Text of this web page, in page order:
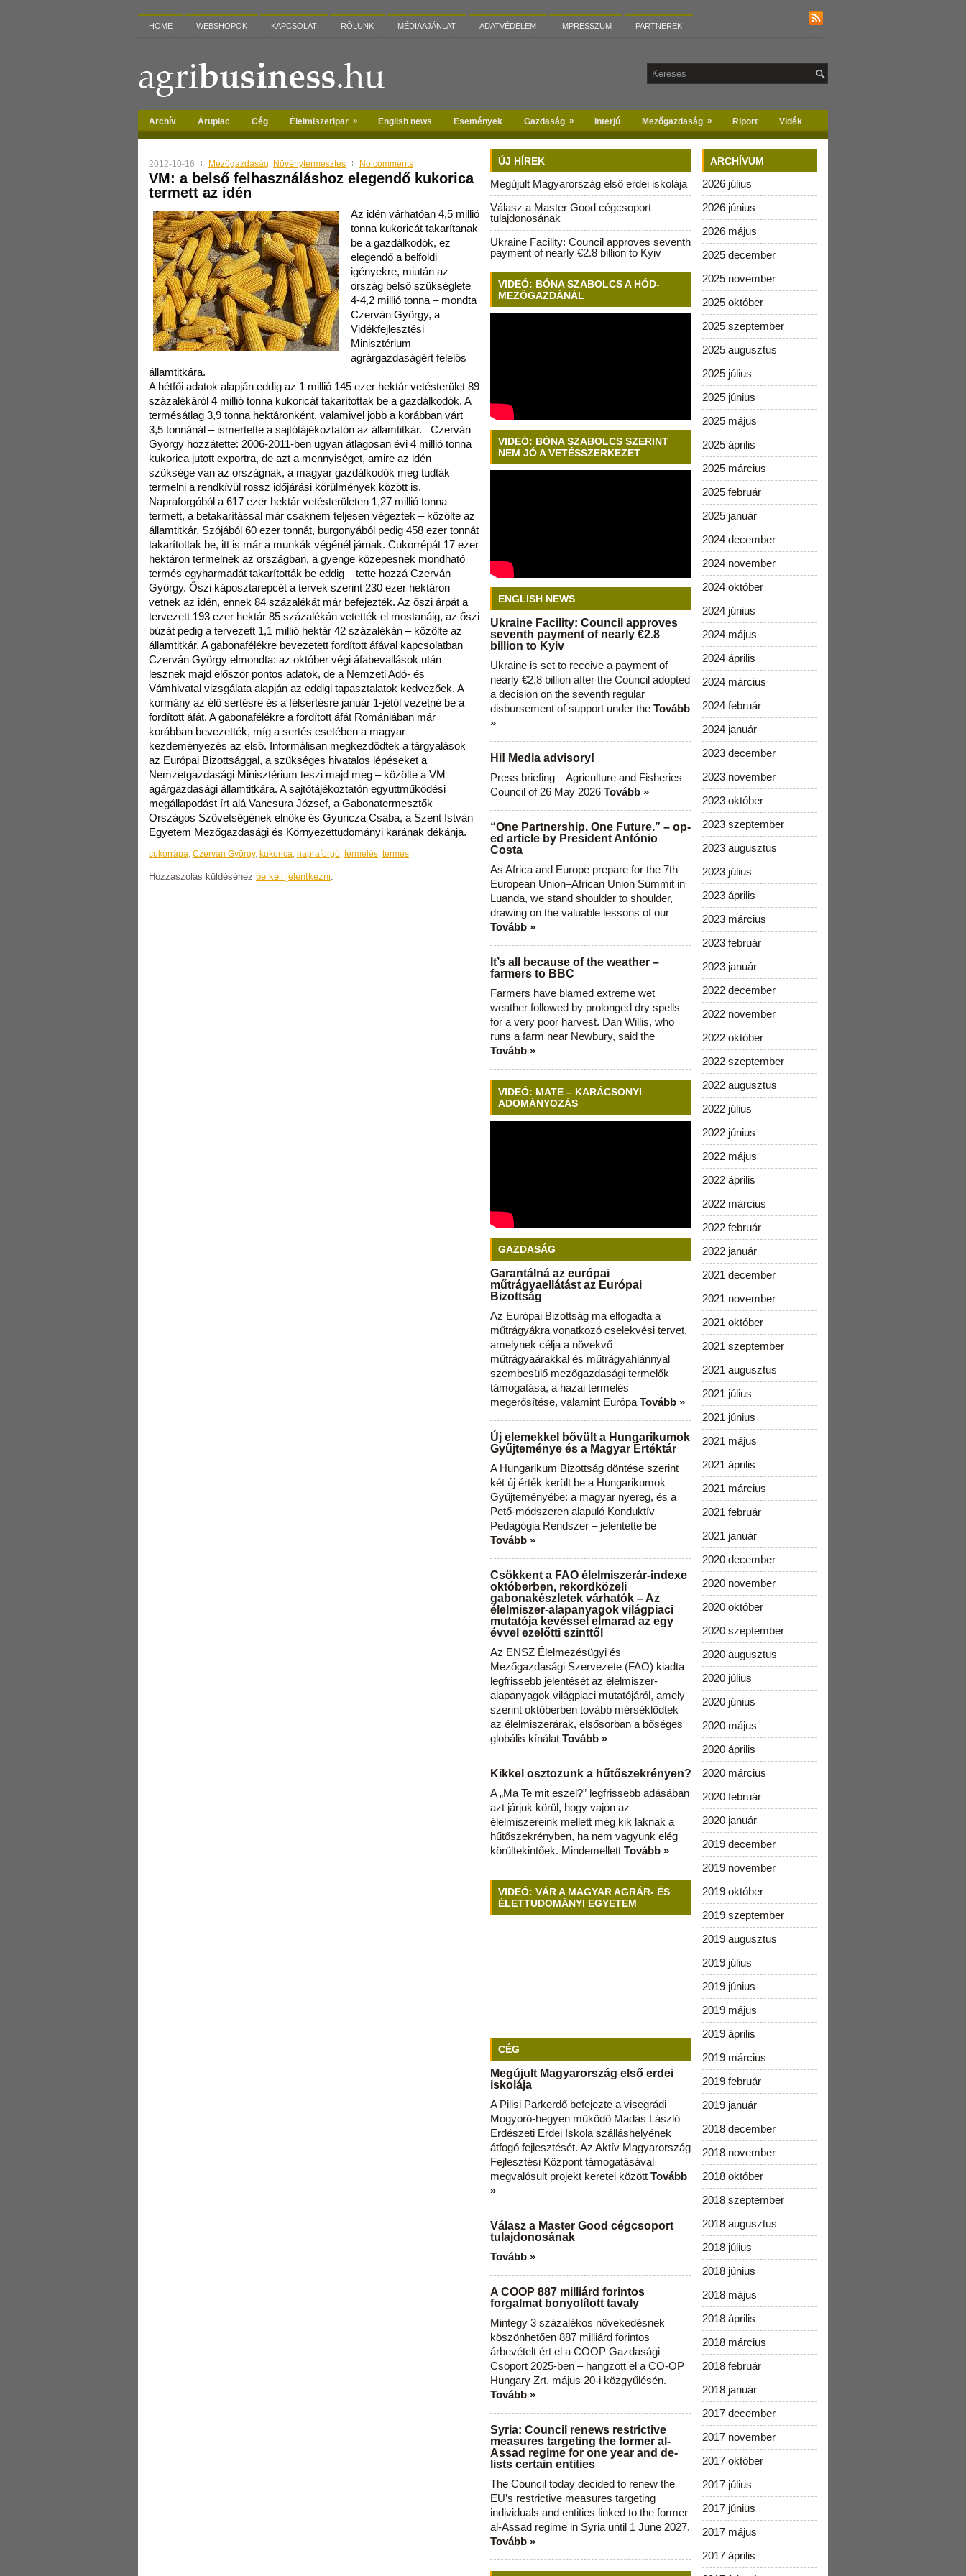
HOME WEBSHOPOK KAPCSOLAT RÓLUNK MÉDIAAJÁNLAT ADATVÉDELEM IMPRESSZUM PARTNEREK
Archív Árupiac Cég Élelmiszeripar » English news Események Gazdaság » Interjú Mezőgazdaság » Riport Vidék
2012-10-16 Mezőgazdaság, Növénytermesztés No comments
VM: a belső felhasználáshoz elegendő kukorica
termett az idén
Az idén várhatóan 4,5 millió
tonna kukoricát takarítanak
be a gazdálkodók, ez
elegendő a belföldi
igényekre, miután az
ország belső szükséglete
4-4,2 millió tonna – mondta
Czerván György, a
Vidékfejlesztési
Minisztérium
agrárgazdaságért felelős
államtitkára.
A hétfői adatok alapján eddig az 1 millió 145 ezer hektár vetésterület 89
százalékáról 4 millió tonna kukoricát takarítottak be a gazdálkodók. A
termésátlag 3,9 tonna hektáronként, valamivel jobb a korábban várt
3,5 tonnánál – ismertette a sajtótájékoztatón az államtitkár. Czerván
György hozzátette: 2006-2011-ben ugyan átlagosan évi 4 millió tonna
kukorica jutott exportra, de azt a mennyiséget, amire az idén
szüksége van az országnak, a magyar gazdálkodók meg tudták
termelni a rendkívül rossz időjárási körülmények között is.
Napraforgóból a 617 ezer hektár vetésterületen 1,27 millió tonna
termett, a betakarítással már csaknem teljesen végeztek – közölte az
államtitkár. Szójából 60 ezer tonnát, burgonyából pedig 458 ezer tonnát
takarítottak be, itt is már a munkák végénél járnak. Cukorrépát 17 ezer
hektáron termelnek az országban, a gyenge közepesnek mondható
termés egyharmadát takarították be eddig – tette hozzá Czerván
György. Őszi káposztarepcét a tervek szerint 230 ezer hektáron
vetnek az idén, ennek 84 százalékát már befejezték. Az őszi árpát a
tervezett 193 ezer hektár 85 százalékán vetették el mostanáig, az őszi
búzát pedig a tervezett 1,1 millió hektár 42 százalékán – közölte az
államtitkár. A gabonafélékre bevezetett fordított áfával kapcsolatban
Czerván György elmondta: az október végi áfabevallások után
lesznek majd először pontos adatok, de a Nemzeti Adó- és
Vámhivatal vizsgálata alapján az eddigi tapasztalatok kedvezőek. A
kormány az élő sertésre és a félsertésre január 1-jétől vezetné be a
fordított áfát. A gabonafélékre a fordított áfát Romániában már
korábban bevezették, míg a sertés esetében a magyar
kezdeményezés az első. Informálisan megkezdődtek a tárgyalások
az Európai Bizottsággal, a szükséges hivatalos lépéseket a
Nemzetgazdasági Minisztérium teszi majd meg – közölte a VM
agárgazdasági államtitkára. A sajtótájékoztatón együttműködési
megállapodást írt alá Vancsura József, a Gabonatermesztők
Országos Szövetségének elnöke és Gyuricza Csaba, a Szent István
Egyetem Mezőgazdasági és Környezettudományi karának dékánja.
cukorrápa, Czerván György, kukorica, napraforgó, termelés, termés
Hozzászólás küldéséhez be kell jelentkezni.
ÚJ HÍREK
Megújult Magyarország első erdei iskolája
Válasz a Master Good cégcsoport
tulajdonosának
Ukraine Facility: Council approves seventh
payment of nearly €2.8 billion to Kyiv
VIDEÓ: BÓNA SZABOLCS A HÓD-
MEZŐGAZDÁNÁL
VIDEÓ: BÓNA SZABOLCS SZERINT
NEM JÓ A VETÉSSZERKEZET
ENGLISH NEWS
Ukraine Facility: Council approves
seventh payment of nearly €2.8
billion to Kyiv
Ukraine is set to receive a payment of
nearly €2.8 billion after the Council adopted
a decision on the seventh regular
disbursement of support under the Tovább
»
Hi! Media advisory!
Press briefing – Agriculture and Fisheries
Council of 26 May 2026 Tovább »
“One Partnership. One Future.” – op-
ed article by President António
Costa
As Africa and Europe prepare for the 7th
European Union–African Union Summit in
Luanda, we stand shoulder to shoulder,
drawing on the valuable lessons of our
Tovább »
It’s all because of the weather –
farmers to BBC
Farmers have blamed extreme wet
weather followed by prolonged dry spells
for a very poor harvest. Dan Willis, who
runs a farm near Newbury, said the
Tovább »
VIDEÓ: MATE – KARÁCSONYI
ADOMÁNYOZÁS
GAZDASÁG
Garantálná az európai
műtrágyaellátást az Európai
Bizottság
Az Európai Bizottság ma elfogadta a
műtrágyákra vonatkozó cselekvési tervet,
amelynek célja a növekvő
műtrágyaárakkal és műtrágyahiánnyal
szembesülő mezőgazdasági termelők
támogatása, a hazai termelés
megerősítése, valamint Európa Tovább »
Új elemekkel bővült a Hungarikumok
Gyűjteménye és a Magyar Értéktár
A Hungarikum Bizottság döntése szerint
két új érték került be a Hungarikumok
Gyűjteményébe: a magyar nyereg, és a
Pető-módszeren alapuló Konduktív
Pedagógia Rendszer – jelentette be
Tovább »
Csökkent a FAO élelmiszerár-indexe
októberben, rekordközeli
gabonakészletek várhatók – Az
élelmiszer-alapanyagok világpiaci
mutatója kevéssel elmarad az egy
évvel ezelőtti szinttől
Az ENSZ Élelmezésügyi és
Mezőgazdasági Szervezete (FAO) kiadta
legfrissebb jelentését az élelmiszer-
alapanyagok világpiaci mutatójáról, amely
szerint októberben tovább mérséklődtek
az élelmiszerárak, elsősorban a bőséges
globális kínálat Tovább »
Kikkel osztozunk a hűtőszekrényen?
A „Ma Te mit eszel?” legfrissebb adásában
azt járjuk körül, hogy vajon az
élelmiszereink mellett még kik laknak a
hűtőszekrényben, ha nem vagyunk elég
körültekintőek. Mindemellett Tovább »
VIDEÓ: VÁR A MAGYAR AGRÁR- ÉS
ÉLETTUDOMÁNYI EGYETEM
CÉG
Megújult Magyarország első erdei
iskolája
A Pilisi Parkerdő befejezte a visegrádi
Mogyoró-hegyen működő Madas László
Erdészeti Erdei Iskola szálláshelyének
átfogó fejlesztését. Az Aktív Magyarország
Fejlesztési Központ támogatásával
megvalósult projekt keretei között Tovább
»
Válasz a Master Good cégcsoport
tulajdonosának
Tovább »
A COOP 887 milliárd forintos
forgalmat bonyolított tavaly
Mintegy 3 százalékos növekedésnek
köszönhetően 887 milliárd forintos
árbevételt ért el a COOP Gazdasági
Csoport 2025-ben – hangzott el a CO-OP
Hungary Zrt. május 20-i közgyűlésén.
Tovább »
Syria: Council renews restrictive
measures targeting the former al-
Assad regime for one year and de-
lists certain entities
The Council today decided to renew the
EU’s restrictive measures targeting
individuals and entities linked to the former
al-Assad regime in Syria until 1 June 2027.
Tovább »
ARCHÍVUM
2026 július
2026 június
2026 május
2025 december
2025 november
2025 október
2025 szeptember
2025 augusztus
2025 július
2025 június
2025 május
2025 április
2025 március
2025 február
2025 január
2024 december
2024 november
2024 október
2024 június
2024 május
2024 április
2024 március
2024 február
2024 január
2023 december
2023 november
2023 október
2023 szeptember
2023 augusztus
2023 július
2023 április
2023 március
2023 február
2023 január
2022 december
2022 november
2022 október
2022 szeptember
2022 augusztus
2022 július
2022 június
2022 május
2022 április
2022 március
2022 február
2022 január
2021 december
2021 november
2021 október
2021 szeptember
2021 augusztus
2021 július
2021 június
2021 május
2021 április
2021 március
2021 február
2021 január
2020 december
2020 november
2020 október
2020 szeptember
2020 augusztus
2020 július
2020 június
2020 május
2020 április
2020 március
2020 február
2020 január
2019 december
2019 november
2019 október
2019 szeptember
2019 augusztus
2019 július
2019 június
2019 május
2019 április
2019 március
2019 február
2019 január
2018 december
2018 november
2018 október
2018 szeptember
2018 augusztus
2018 július
2018 június
2018 május
2018 április
2018 március
2018 február
2018 január
2017 december
2017 november
2017 október
2017 július
2017 június
2017 május
2017 április